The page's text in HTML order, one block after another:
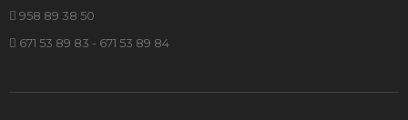
958 89 38 50
671 53 89 83 - 671 53 89 84